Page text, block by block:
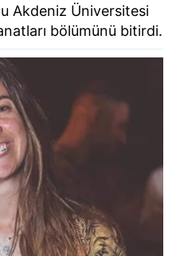
Akdeniz Üniversitesi
bölümünü bitirdi.